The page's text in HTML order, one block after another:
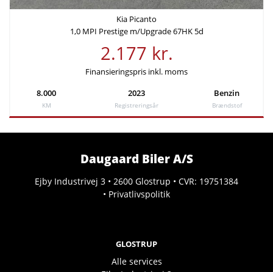
Kia Picanto
1,0 MPI Prestige m/Upgrade 67HK 5d
2.177 kr.
Finansieringspris inkl. moms
8.000
KM
2023
Registreringsår
Benzin
Brændstof
Daugaard Biler A/S
Ejby Industrivej 3 • 2600 Glostrup • CVR: 19751384
• Privatlivspolitik
GLOSTRUP
Alle services